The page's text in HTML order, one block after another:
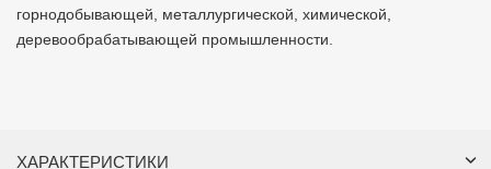
горнодобывающей, металлургической, химической,
деревообрабатывающей промышленности.
ХАРАКТЕРИСТИКИ